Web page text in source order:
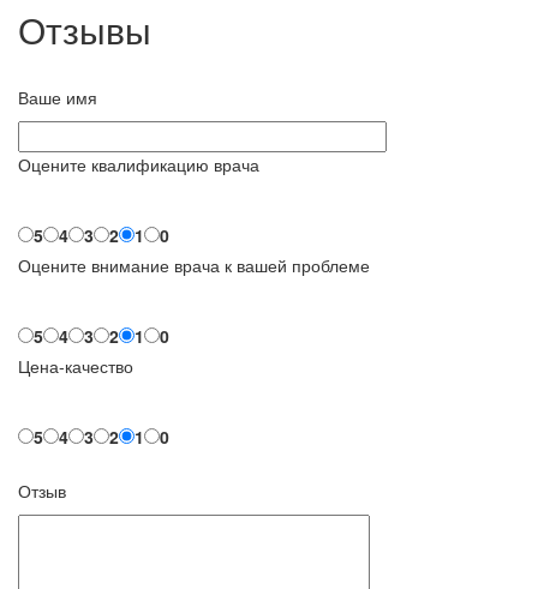
Отзывы
Ваше имя
Оцените квалификацию врача
5 4 3 2 1
0
Оцените внимание врача к вашей проблеме
5 4 3 2 1
0
Цена-качество
5 4 3 2 1 0
Отзыв